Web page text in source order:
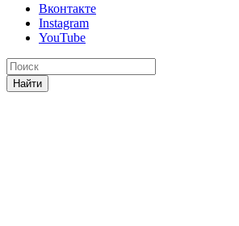
Вконтакте
Instagram
YouTube
Найти